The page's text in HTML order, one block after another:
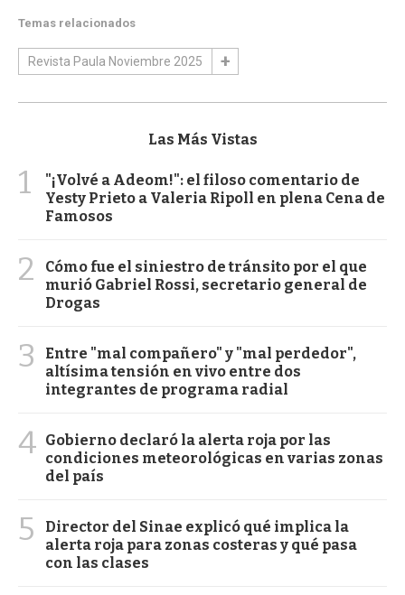
Temas relacionados
Revista Paula Noviembre 2025
Las Más Vistas
1
"¡Volvé a Adeom!": el filoso comentario de
Yesty Prieto a Valeria Ripoll en plena Cena de
Famosos
2
Cómo fue el siniestro de tránsito por el que
murió Gabriel Rossi, secretario general de
Drogas
3
Entre "mal compañero" y "mal perdedor",
altísima tensión en vivo entre dos
integrantes de programa radial
4 Gobierno declaró la alerta roja por las
condiciones meteorológicas en varias zonas
del país
5
Director del Sinae explicó qué implica la
alerta roja para zonas costeras y qué pasa
con las clases